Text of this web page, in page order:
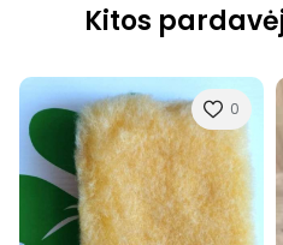
Kitos
0